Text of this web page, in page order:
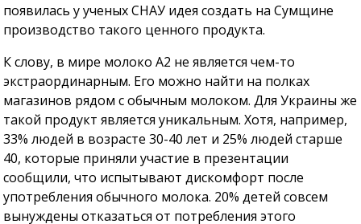
появилась у ученых СНАУ идея создать на Сумщине
производство такого ценного продукта.
К слову, в мире молоко А2 не является чем-то
экстраординарным. Его можно найти на полках
магазинов рядом с обычным молоком. Для Украины же
такой продукт является уникальным. Хотя, например,
33% людей в возрасте 30-40 лет и 25% людей старше
40, которые приняли участие в презентации
сообщили, что испытывают дискомфорт после
употребления обычного молока. 20% детей совсем
вынуждены отказаться от потребления этого